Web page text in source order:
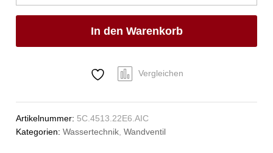
3/4"
Anzahl
In den Warenkorb
Vergleichen
Artikelnummer: 5C.4513.22E6.AIC
Kategorien:Wassertechnik,Wandventil